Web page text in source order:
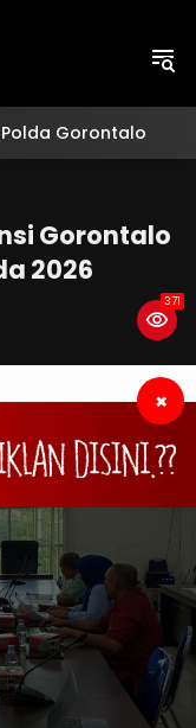
Polda Gorontalo
Gorontalo
2026
371
×